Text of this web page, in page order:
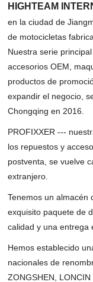
HIGHTEAM
en la ciudad de
de motocicletas
Nuestra serie
accesorios OEM,
productos de
expandir el negocio,
Chongqing en 2016.
PROFIXXER ---
los repuestos y
postventa, se vuelve
extranjero.
Tenemos un almacén
exquisito paquete de
calidad y una entrega
Hemos establecido
nacionales de
ZONGSHEN,